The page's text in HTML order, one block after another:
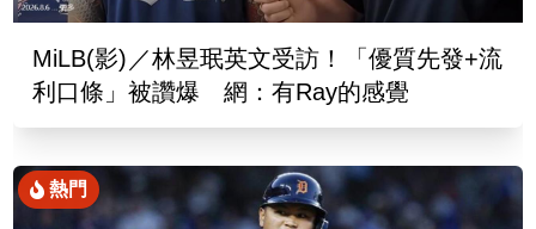
MiLB(影)／林昱珉英文受訪！「優質先發+流
利口條」被讚爆 網：有Ray的感覺
熱門